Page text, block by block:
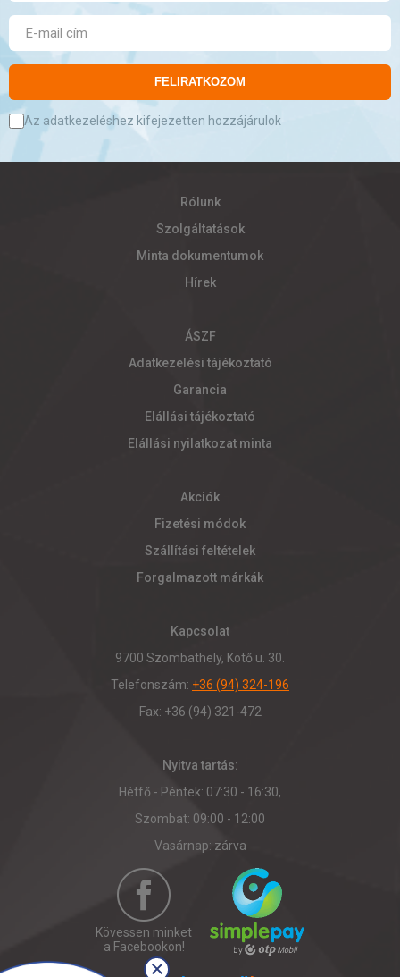
FELIRATKOZOM
Az adatkezeléshez kifejezetten hozzájárulok
Rólunk
Szolgáltatások
Minta dokumentumok
Hírek
ÁSZF
Adatkezelési tájékoztató
Garancia
Elállási tájékoztató
Elállási nyilatkozat minta
Akciók
Fizetési módok
Szállítási feltételek
Forgalmazott márkák
Kapcsolat
9700 Szombathely, Kötő u. 30.
Telefonszám: +36 (94) 324-196
Fax: +36 (94) 321-472
Nyitva tartás:
Hétfő - Péntek: 07:30 - 16:30,
Szombat: 09:00 - 12:00
Vasárnap: zárva
Kövessen minket
a Facebookon!